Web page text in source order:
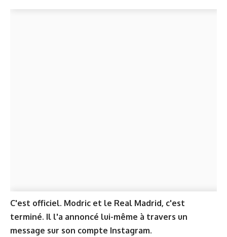
C'est officiel. Modric et le Real Madrid, c'est
terminé. Il l'a annoncé lui-même à travers un
message sur son compte Instagram.